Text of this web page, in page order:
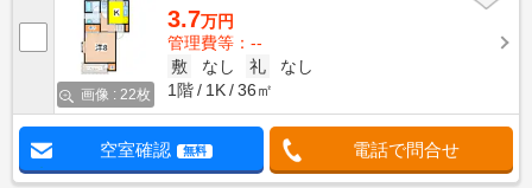
画像 : 22枚
3.7万円
管理費等：--
敷
なし 礼
なし
1階
1K 36㎡
空室確認 無料 電話で問合せ